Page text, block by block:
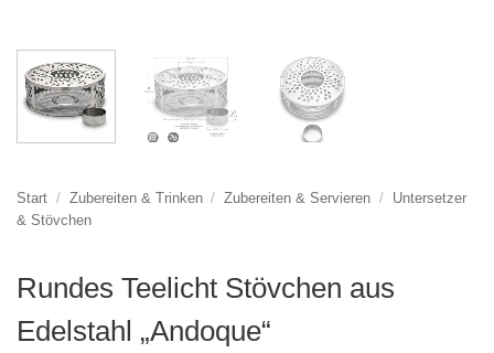
Start / Zubereiten & Trinken / Zubereiten & Servieren / Untersetzer
& Stövchen
Rundes Teelicht Stövchen aus
Edelstahl „Andoque“